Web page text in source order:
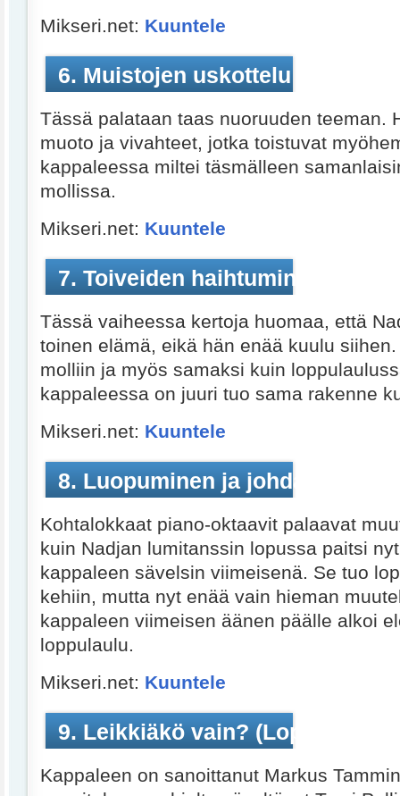
Mikseri.net: Kuuntele
6. Muistojen uskottelu
Tässä palataan taas nuoruuden teeman.
muoto ja vivahteet, jotka toistuvat
kappaleessa miltei täsmälleen
mollissa.
Mikseri.net: Kuuntele
7. Toiveiden haihtuminen
Tässä vaiheessa kertoja huomaa, että
toinen elämä, eikä hän enää kuulu
molliin ja myös samaksi kuin
kappaleessa on juuri tuo sama rakenne
Mikseri.net: Kuuntele
8. Luopuminen ja
Kohtalokkaat piano-oktaavit palaavat
kuin Nadjan lumitanssin lopussa paitsi
kappaleen sävelsin viimeisenä. Se tuo
kehiin, mutta nyt enää vain hieman
kappaleen viimeisen äänen päälle alkoi
loppulaulu.
Mikseri.net: Kuuntele
9. Leikkiäkö vain? (Loppulaulu)
Kappaleen on sanoittanut Markus